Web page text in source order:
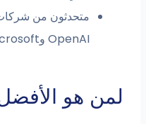
متحدثون من شركات
OpenAI وMicrosoft وCisco.
لمن هو